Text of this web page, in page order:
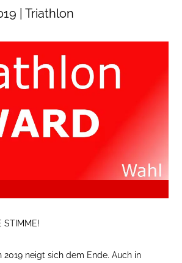
| Triathlon
STIMME!
2019 neigt sich dem Ende. Auch in